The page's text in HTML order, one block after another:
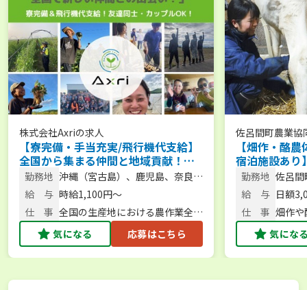
株式会社Axriの求人
【寮完備・手当充実/飛行機代支給】
全国から集まる仲間と地域貢献！農
繁期をサポートする短期アルバイト
を大募集！／大型特殊・フォークリ
フト免許保有者、大歓迎！
勤務地 沖縄（宮古島）、鹿児島、奈良、
北海道など
給 与 時給1,100円〜
仕 事 全国の生産地における農作業全般
／農作業・スタッフ管理
気になる 応募はこちら
佐呂間町農業協
【畑作・酪
宿泊施設あり
体験から新
スで始めら
勤務地 佐呂
給 与 日額
仕 事 畑作
気にな